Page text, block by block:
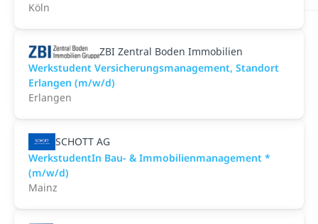
Köln
ZBI Zentral Boden Immobilien
Werkstudent Versicherungsmanagement, Standort
Erlangen (m/w/d)
Erlangen
SCHOTT AG
WerkstudentIn Bau- & Immobilienmanagement *
(m/w/d)
Mainz